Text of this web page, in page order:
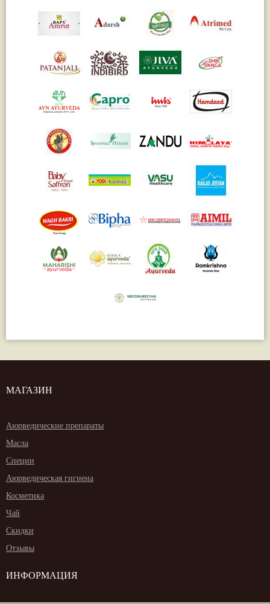
МАГАЗИН
Аюрведические препараты
Масла
Специи
Аюрведическая гигиена
Косметика
Чай
Скидки
Отзывы
ИНФОРМАЦИЯ